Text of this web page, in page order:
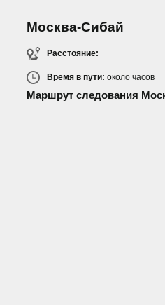
Москва-Сибай
Расстояние:
Время в пути: около часов
Маршрут следования